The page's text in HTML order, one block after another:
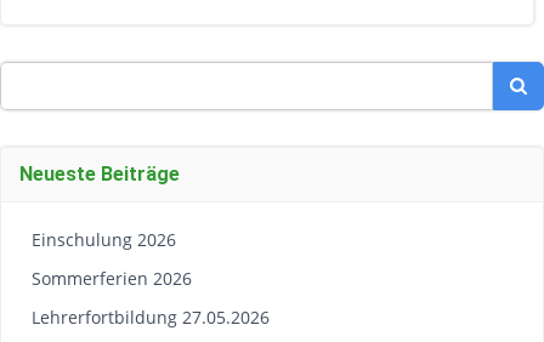
for:
Neueste Beiträge
Einschulung 2026
Sommerferien 2026
Lehrerfortbildung 27.05.2026